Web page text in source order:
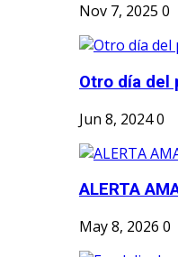
Nov 7, 2025 0
Otro día del
Jun 8, 20240
ALERTA
May 8, 2026 0